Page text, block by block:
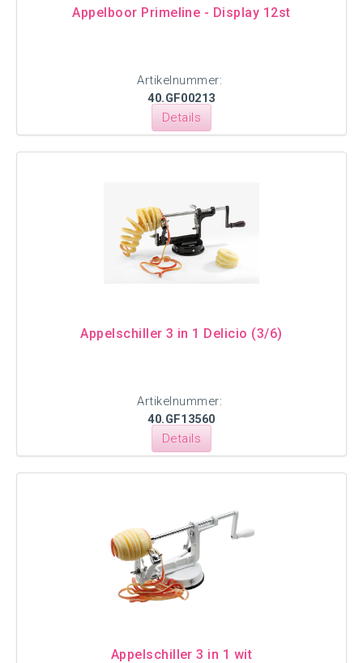
Appelboor Primeline - Display 12st
Artikelnummer:
40.GF00213
Details
Appelschiller 3 in 1 Delicio (3/6)
Artikelnummer:
40.GF13560
Details
Appelschiller 3 in 1 wit